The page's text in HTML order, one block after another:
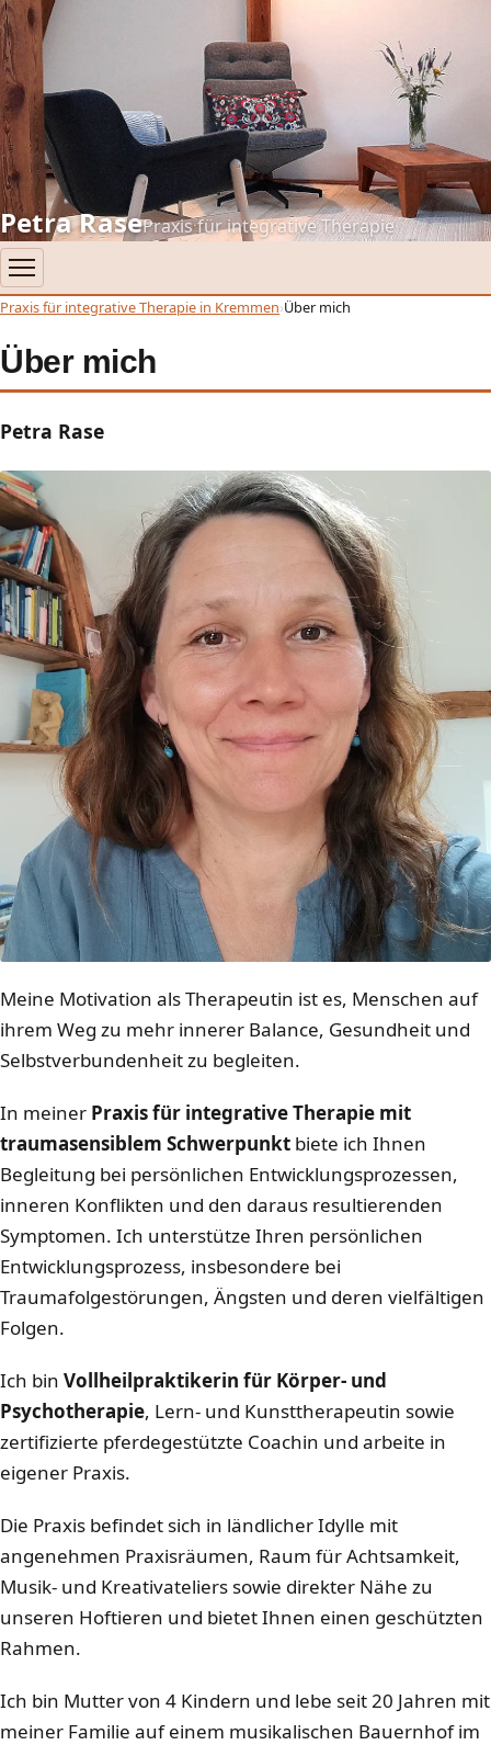
Petra RasePraxis für integrative Therapie
Praxis für integrative Therapie in Kremmen Über mich
Über mich
Petra Rase
Meine Motivation als Therapeutin ist es, Menschen auf
ihrem Weg zu mehr innerer Balance, Gesundheit und
Selbstverbundenheit zu begleiten.
In meiner Praxis für integrative Therapie mit
traumasensiblem Schwerpunkt biete ich Ihnen
Begleitung bei persönlichen Entwicklungsprozessen,
inneren Konflikten und den daraus resultierenden
Symptomen. Ich unterstütze Ihren persönlichen
Entwicklungsprozess, insbesondere bei
Traumafolgestörungen, Ängsten und deren vielfältigen
Folgen.
Ich bin Vollheilpraktikerin für Körper- und
Psychotherapie, Lern- und Kunsttherapeutin sowie
zertifizierte pferdegestützte Coachin und arbeite in
eigener Praxis.
Die Praxis befindet sich in ländlicher Idylle mit
angenehmen Praxisräumen, Raum für Achtsamkeit,
Musik- und Kreativateliers sowie direkter Nähe zu
unseren Hoftieren und bietet Ihnen einen geschützten
Rahmen.
Ich bin Mutter von 4 Kindern und lebe seit 20 Jahren mit
meiner Familie auf einem musikalischen Bauernhof im